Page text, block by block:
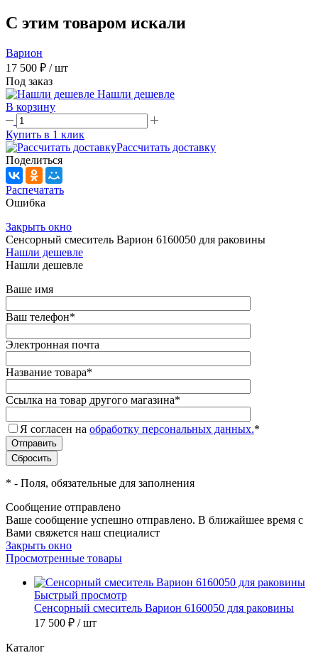
C этим товаром искали
Варион
17 500 ₽ / шт
Под заказ
Нашли дешевле
В корзину
Купить в 1 клик
Рассчитать доставку
Поделиться
Распечатать
Ошибка
Закрыть окно
Сенсорный смеситель Варион 6160050 для раковины
Нашли дешевле
Нашли дешевле
Ваше имя
Ваш телефон*
Электронная почта
Название товара*
Ссылка на товар другого магазина*
Я согласен на обработку персональных данных.*
* - Поля, обязательные для заполнения
Сообщение отправлено
Ваше сообщение успешно отправлено. В ближайшее время с
Вами свяжется наш специалист
Закрыть окно
Просмотренные товары
Быстрый просмотр
Сенсорный смеситель Варион 6160050 для раковины
17 500 ₽ / шт
Каталог